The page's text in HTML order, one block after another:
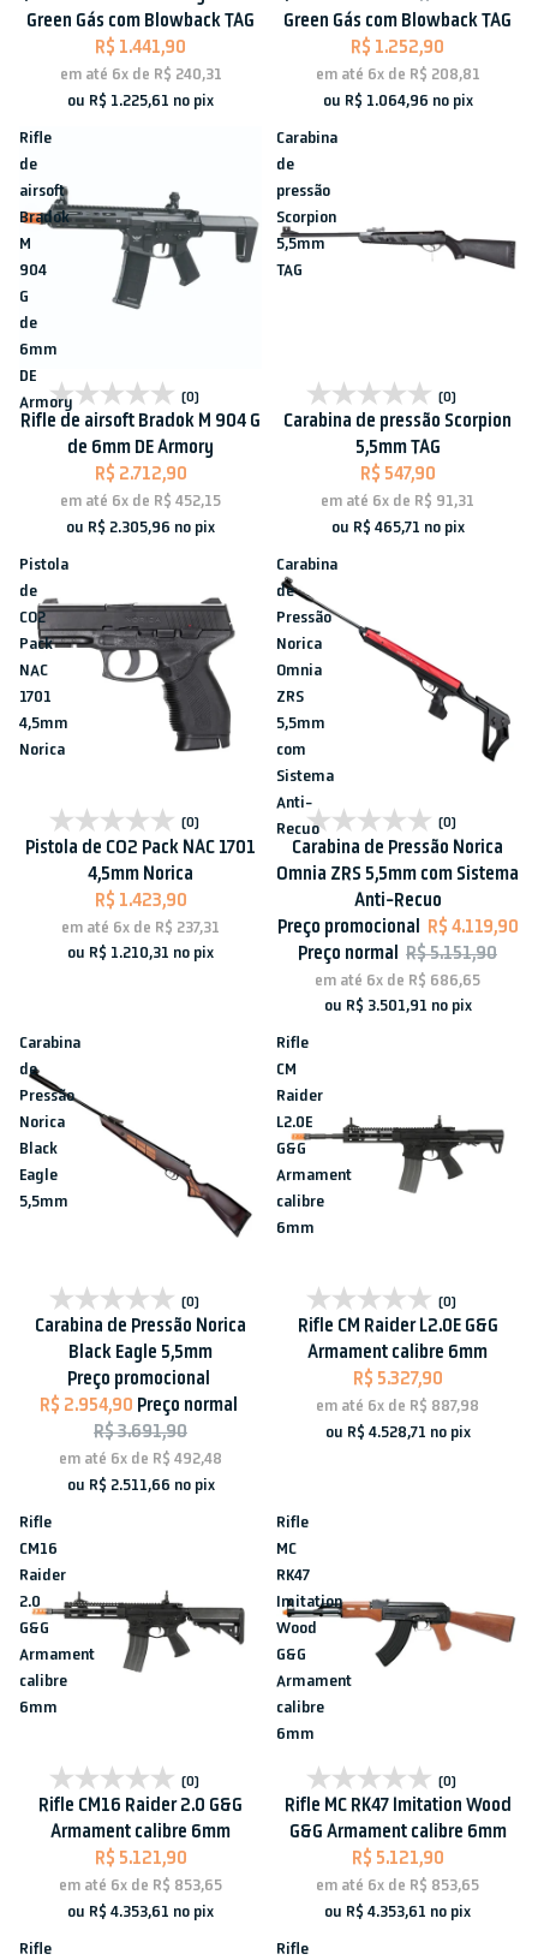
Green Gás com Blowback TAG
R$ 1.441,90
em até 6xde R$ 240,31
ou R$ 1.225,61 no pix
Green Gás com Blowback TAG
R$ 1.252,90
em até 6xde R$ 208,81
ou R$ 1.064,96 no pix
Rifle
de
airsoft
Bradok
M
904
G
de
6mm
DE
Armory
Esgotado
(0)
Rifle de airsoft Bradok M 904 G
de 6mm DE Armory
R$ 2.712,90
em até 6x de R$ 452,15
ou R$ 2.305,96 no pix
Carabina
de
pressão
Scorpion
5,5mm
TAG
Esgotado
(0)
Carabina de pressão Scorpion
5,5mm TAG
R$ 547,90
em até 6x de R$ 91,31
ou R$ 465,71 no pix
Pistola
de
CO2
Pack
NAC
1701
4,5mm
Norica
Esgotado
(0)
Pistola de CO2 Pack NAC 1701
4,5mm Norica
R$ 1.423,90
em até 6x de R$ 237,31
ou R$ 1.210,31 no pix
Carabina
de
Pressão
Norica
Omnia
ZRS
5,5mm
com
Sistema
Anti-
Recuo
Esgotado
(0)
Carabina de Pressão Norica
Omnia ZRS 5,5mm com Sistema
Anti-Recuo
Preço promocional
R$ 4.119,90
Preço normal
R$ 5.151,90
em até 6x de R$ 686,65
ou R$ 3.501,91 no pix
Carabina
de
Pressão
Norica
Black
Eagle
5,5mm
Esgotado
(0)
Carabina de Pressão Norica
Black Eagle 5,5mm
Preço promocional
R$ 2.954,90 Preço normal
R$ 3.691,90
em até 6x de R$ 492,48
ou R$ 2.511,66 no pix
Rifle
CM
Raider
L2.0E
G&G
Armament
calibre
6mm
Esgotado
(0)
Rifle CM Raider L2.0E G&G
Armament calibre 6mm
R$ 5.327,90
em até 6x de R$ 887,98
ou R$ 4.528,71 no pix
Rifle
CM16
Raider
2.0
G&G
Armament
calibre
6mm
Esgotado
(0)
Rifle CM16 Raider 2.0 G&G
Armament calibre 6mm
R$ 5.121,90
em até 6x de R$ 853,65
ou R$ 4.353,61 no pix
Rifle
MC
RK47
Imitation
Wood
G&G
Armament
calibre
6mm
Esgotado
(0)
Rifle MC RK47 Imitation Wood
G&G Armament calibre 6mm
R$ 5.121,90
em até 6x de R$ 853,65
ou R$ 4.353,61 no pix
Rifle
Rifle